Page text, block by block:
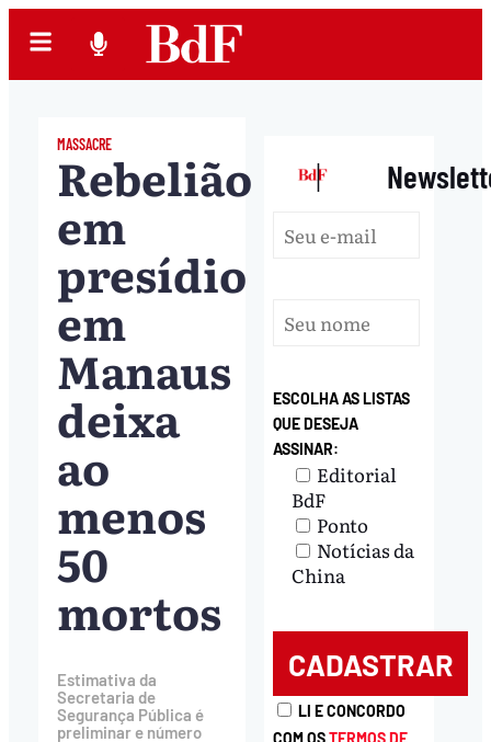
MASSACRE
Rebelião
em
presídio
em
Manaus
deixa
ao
menos
50
mortos
Estimativa da
Secretaria de
Segurança Pública é
preliminar e número
|
ESCOLHA AS LISTAS
QUE DESEJA
ASSINAR:
Editorial
BdF
Ponto
Notícias da
China
LI E CONCORDO
COM OSTERMOS DE